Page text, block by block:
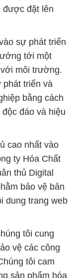
cao nhất vào
ty Hóa Chất
thủ Digital
bảo vệ bản
dung trang web
tôi cung
vệ các công
tôi cam
sản phẩm hóa
kiến thức
trong ngành.
mà còn là đối
triển bền
chúng tôi
quy định
quy trình sản